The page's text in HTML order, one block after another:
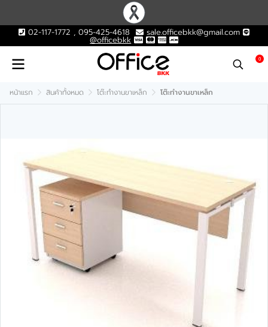
02-117-1772 , 095-425-4618 sale.officebkk@gmail.com
@officebkk
0
หน้าแรก สินค้าทั้งหมด โต๊ะทำงานขาเหล็ก โต๊ะทำงานขาเหล็ก